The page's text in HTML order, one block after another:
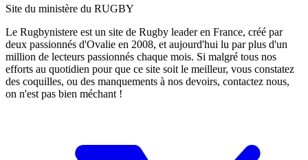
Site du ministère du RUGBY
Le Rugbynistere est un site de Rugby leader en France, créé par
deux passionnés d'Ovalie en 2008, et aujourd'hui lu par plus d'un
million de lecteurs passionnés chaque mois. Si malgré tous nos
efforts au quotidien pour que ce site soit le meilleur, vous constatez
des coquilles, ou des manquements à nos devoirs, contactez nous,
on n'est pas bien méchant !